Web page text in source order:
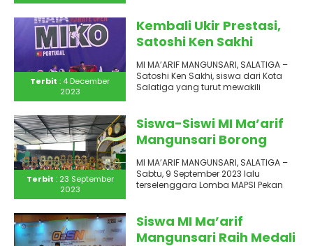
Terbit : 4 December
2023
Kembali Ukir Prestasi,
Satoshi Ken Sakhi
Membawa Pulang Dua
Medali Emas untuk
Indonesia di Kancah
MI MA’ARIF MANGUNSARI, SALATIGA –
Satoshi Ken Sakhi, siswa dari Kota
Salatiga yang turut mewakili
Terbit : 23 September
2023
Siswa-Siswi MI Ma’arif
Mangunsari Borong
Piala Pekan Maulid NABI
Tingkat Kecamatan
Sidomukti
MI MA’ARIF MANGUNSARI, SALATIGA –
Sabtu, 9 September 2023 lalu
terselenggara Lomba MAPSI Pekan
Siswa MI Ma’arif
Mangunsari Raih Medali